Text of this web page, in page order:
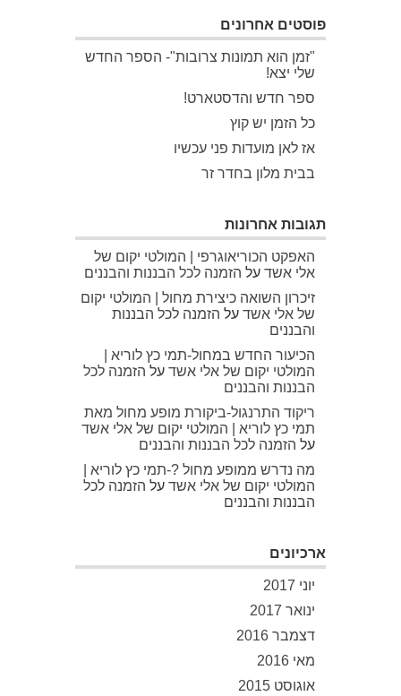
פוסטים אחרונים
"זמן הוא תמונות צרובות"- הספר החדש
שלי יצא!
ספר חדש והדסטארט!
כל הזמן יש קוץ
אז לאן מועדות פני עכשיו
בבית מלון בחדר זר
תגובות אחרונות
האפקט הכוריאוגרפי | המולטי יקום של
אלי אשד על הזמנה לכל הבננות והבננים
זיכרון השואה כיצירת מחול | המולטי יקום
של אלי אשד על הזמנה לכל הבננות
והבננים
הכיעור החדש במחול-תמי כץ לוריא |
המולטי יקום של אלי אשד על הזמנה לכל
הבננות והבננים
ריקוד התרנגול-ביקורת מופע מחול מאת
תמי כץ לוריא | המולטי יקום של אלי אשד
על הזמנה לכל הבננות והבננים
מה נדרש ממופע מחול ?-תמי כץ לוריא |
המולטי יקום של אלי אשד על הזמנה לכל
הבננות והבננים
ארכיונים
יוני 2017
ינואר 2017
דצמבר 2016
מאי 2016
אוגוסט 2015